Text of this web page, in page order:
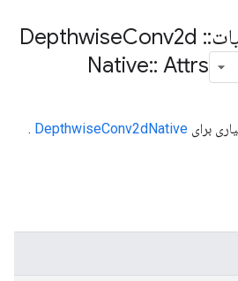
::
Conv2d
Native:: Attrs
برای DepthwiseConv2dNative
.